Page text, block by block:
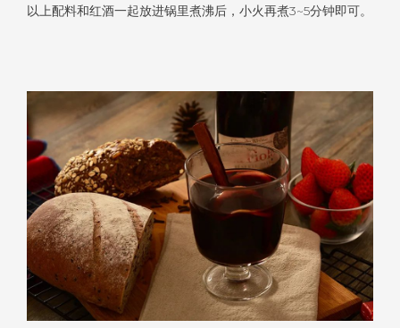
以上配料和红酒一起放进锅里煮沸后，小火再煮3~5分钟即可。